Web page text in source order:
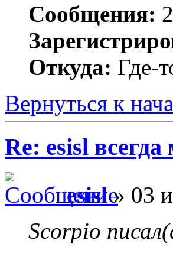
Сообщения:
Откуда: Где-
Вернуться к
Re: esisl
esisl» 03
Scorpio